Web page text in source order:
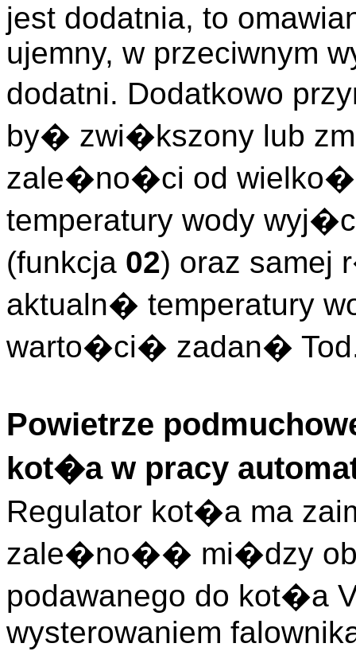
jest dodatnia, to
ujemny, w przeciwnym
dodatni. Dodatkowo
by� zwi�kszony lub
zale�no�ci od
temperatury wody
(funkcja 02) oraz samej
aktualn� temperatury
warto�ci� zadan�
Powietrze
kot�a w pracy
Regulator kot�a ma
zale�no�� mi�dzy
podawanego do kot�a
wysterowaniem